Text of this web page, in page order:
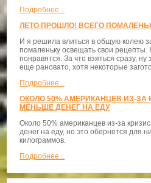
Подробнее...
ЛЕТО ПРОШЛО! ВСЕГО
И я решила влиться в общую колею
помаленьку освещать свои рецепты.
понравятся. За что взяться сразу,
еще рановато, хотя некоторые
Подробнее...
ОКОЛО 50% АМЕРИКАНЦЕВ ИЗ-ЗА
МЕНЬШЕ ДЕНЕГ НА ЕДУ
Около 50% американцев из-за
денег на еду, но это обернется для
килограммов.
Подробнее...